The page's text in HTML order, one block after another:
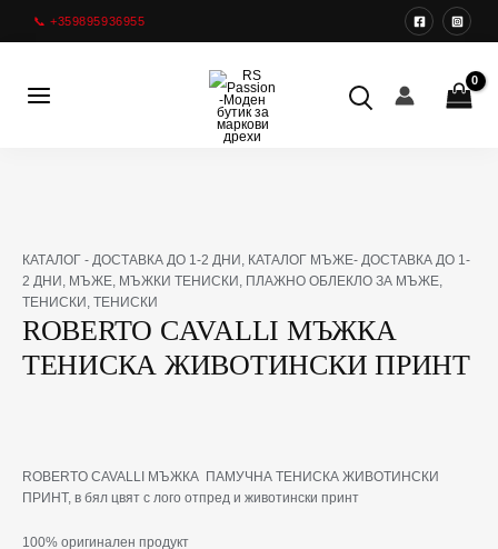
📞 +359895936955
Menu
КАТАЛОГ - ДОСТАВКА ДО 1-2 ДНИ , КАТАЛОГ МЪЖЕ- ДОСТАВКА ДО 1-
2 ДНИ , МЪЖЕ, МЪЖКИ ТЕНИСКИ , ПЛАЖНО ОБЛЕКЛО ЗА МЪЖЕ,
ТЕНИСКИ , ТЕНИСКИ
ROBERTO CAVALLI МЪЖКА
ТЕНИСКА ЖИВОТИНСКИ ПРИНТ
ROBERTO CAVALLI МЪЖКА ПАМУЧНА ТЕНИСКА ЖИВОТИНСКИ
ПРИНТ, в бял цвят с лого отпред и животински принт
100% оригинален продукт